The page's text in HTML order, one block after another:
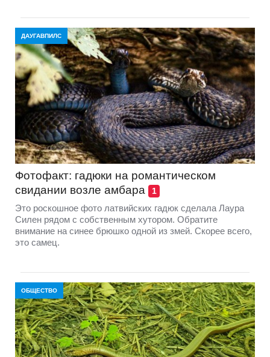
ДАУГАВПИЛС
Фотофакт: гадюки на романтическом
свидании возле амбара
1
Это роскошное фото латвийских гадюк сделала Лаура
Силен рядом с собственным хутором. Обратите
внимание на синее брюшко одной из змей. Скорее всего,
это самец.
ОБЩЕСТВО